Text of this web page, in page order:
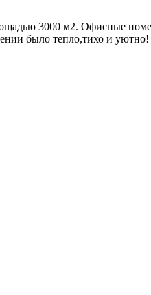
3000 м2. Офисные
было тепло,тихо и уютно!